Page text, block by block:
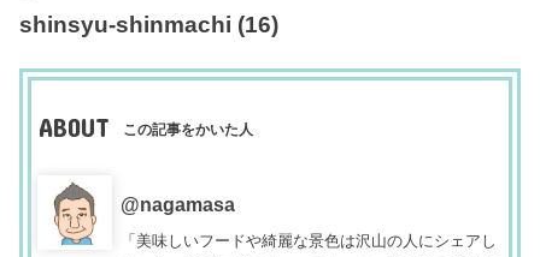
shinsyu-shinmachi (16)
ABOUT この記事をかいた人
@nagamasa
「美味しいフードや綺麗な景色は沢山の人にシェアし